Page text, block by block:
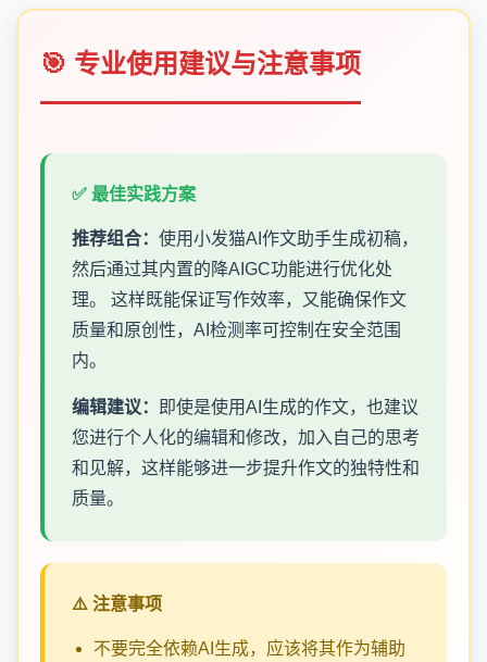
🎯 专业使用建议与注意事项
✅ 最佳实践方案
推荐组合： 使用小发猫AI作文助手生成初稿，
然后通过其内置的降AIGC功能进行优化处
理。 这样既能保证写作效率，又能确保作文
质量和原创性，AI检测率可控制在安全范围
内。
编辑建议：
即使是使用AI生成的作文，也建议
您进行个人化的编辑和修改，加入自己的思考
和见解，这样能够进一步提升作文的独特性和
质量。
⚠️ 注意事项
不要完全依赖AI生成，应该将其作为辅助